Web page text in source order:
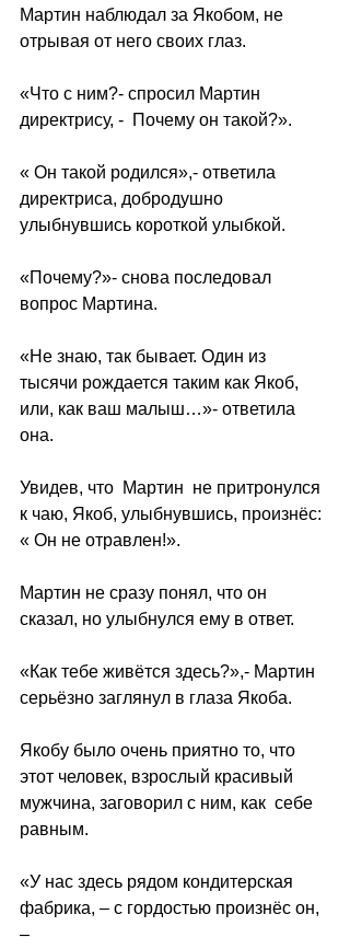
Мартин наблюдал за Якобом, не
отрывая от него своих глаз.
«Что с ним?- спросил Мартин
директрису, -  Почему он такой?».
« Он такой родился»,- ответила
директриса, добродушно
улыбнувшись короткой улыбкой.
«Почему?»- снова последовал
вопрос Мартина.
«Не знаю, так бывает. Один из
тысячи рождается таким как Якоб,
или, как ваш малыш…»- ответила
она.
Увидев, что  Мартин  не притронулся
к чаю, Якоб, улыбнувшись, произнёс:
« Он не отравлен!».
Мартин не сразу понял, что он
сказал, но улыбнулся ему в ответ.
«Как тебе живётся здесь?»,- Мартин
серьёзно заглянул в глаза Якоба.
Якобу было очень приятно то, что
этот человек, взрослый красивый
мужчина, заговорил с ним, как  себе
равным.
«У нас здесь рядом кондитерская
фабрика, – с гордостью произнёс он,
–